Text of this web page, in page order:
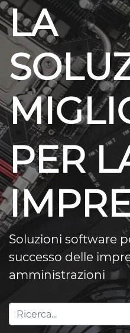
LA
PER
Soluzioni software
successo delle
amministrazioni